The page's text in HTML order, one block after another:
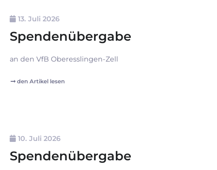
13. Juli 2026
Spendenübergabe
an den VfB Oberesslingen-Zell
den Artikel lesen
10. Juli 2026
Spendenübergabe